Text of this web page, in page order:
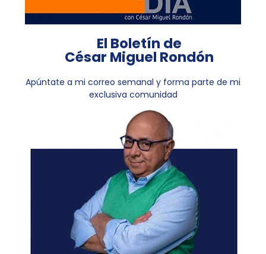
El Boletín de
César Miguel Rondón
Apúntate a mi correo semanal y forma parte de mi
exclusiva comunidad